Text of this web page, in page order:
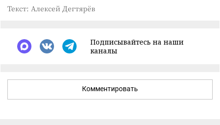
Текст: Алексей Дегтярёв
Подписывайтесь на наши
каналы
Комментировать